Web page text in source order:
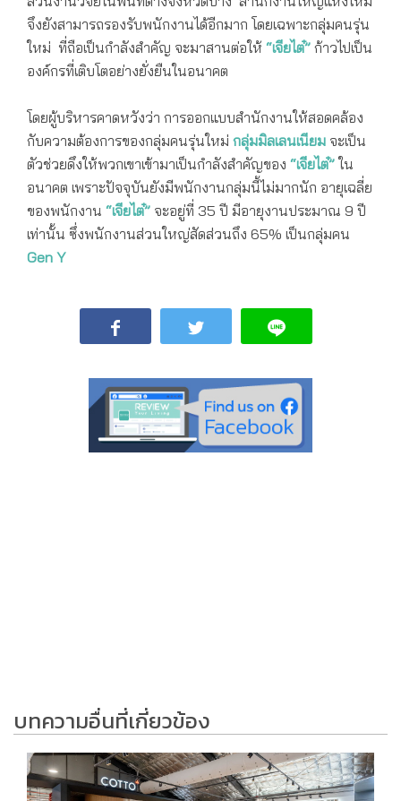
จึงยังสามารถรองรับพนักงานได้อีกมาก โดยเฉพาะกลุ่มคนรุ่น
ใหม่ ที่ถือเป็นกำลังสำคัญ จะมาสานต่อให้ “เจียไต๋” ก้าวไปเป็น
องค์กรที่เติบโตอย่างยั่งยืนในอนาคต
โดยผู้บริหารคาดหวังว่า การออกแบบสำนักงานให้สอดคล้อง
กับความต้องการของกลุ่มคนรุ่นใหม่ กลุ่มมิลเลนเนียม จะเป็น
ตัวช่วยดึงให้พวกเขาเข้ามาเป็นกำลังสำคัญของ “เจียไต๋”ใน
อนาคต เพราะปัจจุบันยังมีพนักงานกลุ่มนี้ไม่มากนัก อายุเฉลี่ย
ของพนักงาน “เจียไต๋” จะอยู่ที่ 35 ปี มีอายุงานประมาณ 9 ปี
เท่านั้น ซึ่งพนักงานส่วนใหญ่สัดส่วนถึง 65% เป็นกลุ่มคน
Gen Y
บทความอื่นที่เกี่ยวข้อง